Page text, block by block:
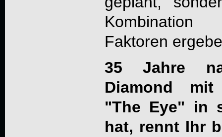
Faktoren
35 Jahre
Diamond mit
"The Eye" in
hat, rennt Ihr